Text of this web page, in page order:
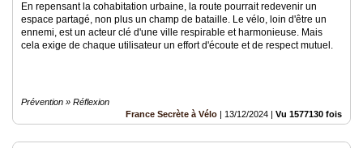
En repensant la cohabitation urbaine, la route pourrait redevenir un
espace partagé, non plus un champ de bataille. Le vélo, loin d'être un
ennemi, est un acteur clé d'une ville respirable et harmonieuse. Mais
cela exige de chaque utilisateur un effort d'écoute et de respect mutuel.
Prévention » Réflexion
France Secrète à Vélo | 13/12/2024 | Vu 1577130 fois